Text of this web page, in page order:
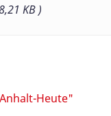
KB )
Heute"